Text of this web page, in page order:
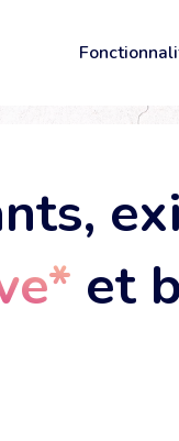
Site internet
Prise de
Réservations
et